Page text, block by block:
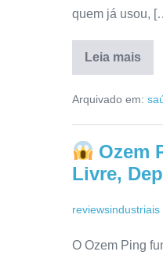
quem já usou,
Leia mais
Ozem
Como
Valor,
Mercado
Arquivado em:
Ozem
Livre,
reviewsindustriais
O Ozem Ping